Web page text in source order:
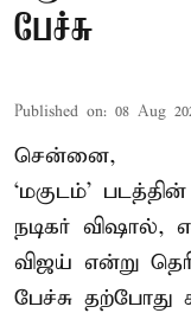
பேச்சு
Published on: 08 Aug
சென்னை,
‘மகுடம்’
நடிகர் விஷால்,
விஜய் என்று
பேச்சு